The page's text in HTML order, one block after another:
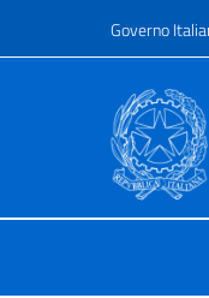
Governo